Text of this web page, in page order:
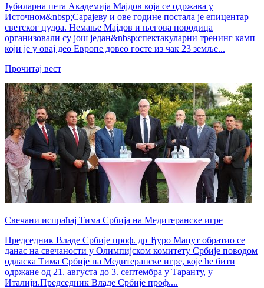
Јубиларна пета Академија Мајдов која се одржава у
Источном&nbsp;Сарајеву и ове године постала је епицентар
светског џудоа. Немање Мајдов и његова породица
организовали су још један&nbsp;спектакуларни тренинг камп
који је у овај део Европе довео госте из чак 23 земље...
Прочитај вест
Свечани испраћај Тима Србија на Медитеранске игре
Председник Владе Србије проф. др Ђуро Мацут обратио се
данас на свечаности у Олимпијском комитету Србије поводом
одласка Тима Србије на Медитеранске игре, које ће бити
одржане од 21. августа до 3. септембра у Таранту, у
Италији.Председник Владе Србије проф....